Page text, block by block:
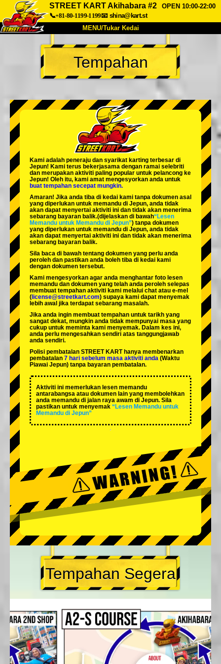
STREET KART Akihabara #2
OPEN 10:00-22:00
📞+81-80-1199-1199📧 shina@kart.st
MENU/Tukar Kedai
UTAMA
Tentang Spesifikasi Harga
Syarikat Tempahan
Tukar Kedai
Tokyo Shinagawa Tokyo Akihabara#1
Tokyo Akihabara#2
Tokyo Shibuya Annex Tokyo Bay
Tokyo Asakusa Osaka
Okinawa
Tempahan
Kami adalah peneraju dan syarikat karting terbesar di
Jepun! Kami terus bekerjasama dengan ramai selebriti
dan merupakan aktiviti paling popular untuk pelancong ke
Jepun! Oleh itu, kami amat mengesyorkan anda untuk
buat tempahan secepat mungkin.
Amaran! Jika anda tiba di kedai kami tanpa dokumen asal
yang diperlukan untuk memandu di Jepun, anda tidak
akan dapat menyertai aktiviti ini dan tidak akan menerima
sebarang bayaran balik.(dijelaskan di bawah“Lesen
Memandu untuk Memandu di Jepun”) tanpa dokumen
yang diperlukan untuk memandu di Jepun, anda tidak
akan dapat menyertai aktiviti ini dan tidak akan menerima
sebarang bayaran balik.
Sila baca di bawah tentang dokumen yang perlu anda
peroleh dan pastikan anda boleh tiba di kedai kami
dengan dokumen tersebut.
Kami mengesyorkan agar anda menghantar foto lesen
memandu dan dokumen yang telah anda peroleh selepas
membuat tempahan aktiviti kami melalui chat atau e-mel
( license@streetkart.com) supaya kami dapat menyemak
lebih awal jika terdapat sebarang masalah.
Jika anda ingin membuat tempahan untuk tarikh yang
sangat dekat, mungkin anda tidak mempunyai masa yang
cukup untuk meminta kami menyemak. Dalam kes ini,
anda perlu mengesahkan sendiri atas tanggungjawab
anda sendiri.
Polisi pembatalan STREET KART hanya membenarkan
pembatalan 7 hari sebelum masa aktiviti anda (Waktu
Piawai Jepun) tanpa bayaran pembatalan.
Aktiviti ini memerlukan lesen memandu
antarabangsa atau dokumen lain yang membolehkan
anda memandu di jalan raya awam di Jepun. Sila
pastikan untuk menyemak “Lesen Memandu untuk
Memandu di Jepun”
Tempahan Segera